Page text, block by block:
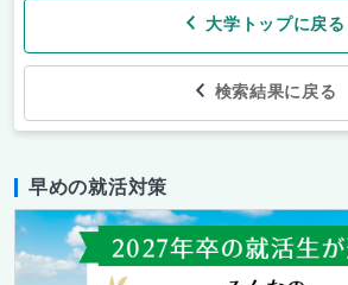
大学トップに戻る
検索結果に戻る
早めの就活対策